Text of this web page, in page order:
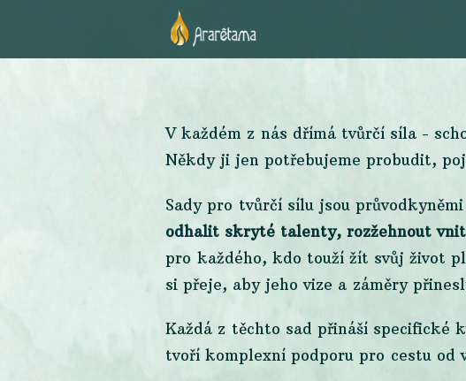
V každém z nás dřímá tvůrčí síla -
Někdy ji jen potřebujeme probudit,
Sady pro tvůrčí sílu jsou
odhalit skryté talenty, rozžehnout
pro každého, kdo touží žít svůj život
si přeje, aby jeho vize a záměry
Každá z těchto sad přináší specifické
tvoří komplexní podporu pro cestu od